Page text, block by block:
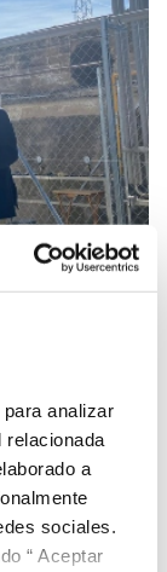
analizar
a
sociales.
“ Aceptar
la planta
entra